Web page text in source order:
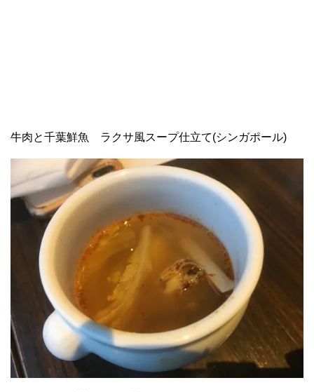
牛肉と千葉鮮魚 ラクサ風スープ仕立て(シンガポール)